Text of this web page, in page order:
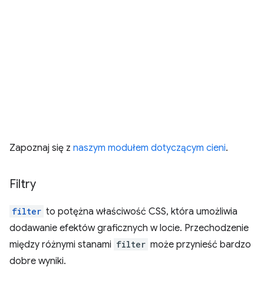
Zapoznaj się z naszym modułem dotyczącym cieni.
Filtry
filter to potężna właściwość CSS, która umożliwia
dodawanie efektów graficznych w locie. Przechodzenie
między różnymi stanami filter może przynieść bardzo
dobre wyniki.